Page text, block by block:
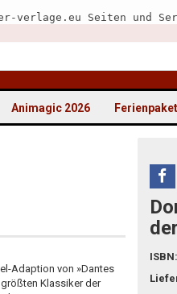
Seiten und
Animagic 2026
Adaption von »Dantes
Klassiker der
teilen
ISBN: